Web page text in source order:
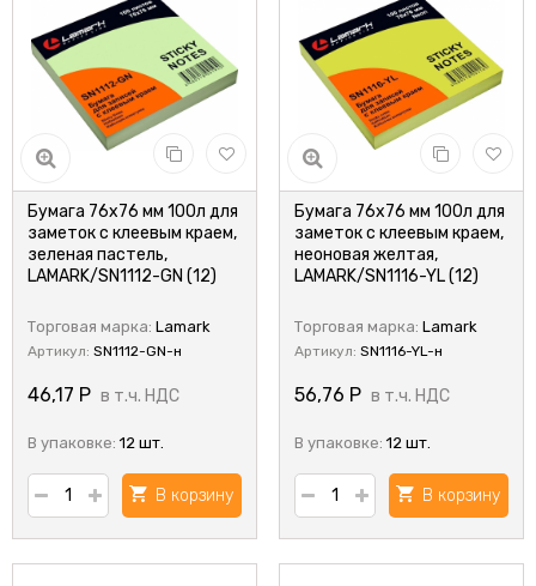
Бумага 76x76 мм 100л для
заметок с клеевым краем,
зеленая пастель,
LAMARK/SN1112-GN (12)
Торговая марка: Lamark
Артикул: SN1112-GN-н
46,17 Р в т.ч. НДС
В упаковке: 12 шт.
В корзину
Бумага 76x76 мм 100л для
заметок с клеевым краем,
неоновая желтая,
LAMARK/SN1116-YL (12)
Торговая марка: Lamark
Артикул: SN1116-YL-н
56,76 Р в т.ч. НДС
В упаковке: 12 шт.
В корзину